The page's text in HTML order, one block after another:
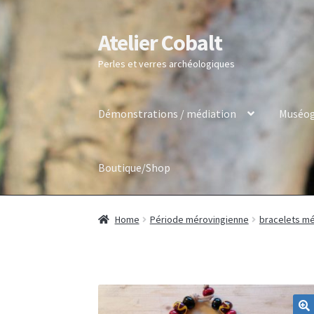
Skip
to
navigation
Skip
to
content
Atelier Cobalt
Perles et verres archéologiques
Démonstrations / médiation
Boutique/Shop
Home Période mérovingienne bracelets